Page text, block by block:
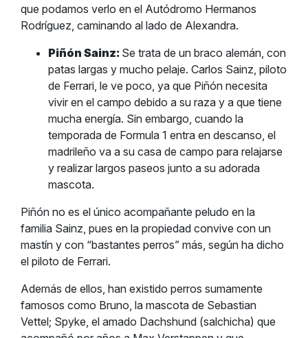
que podamos verlo en el Autódromo Hermanos
Rodríguez, caminando al lado de Alexandra.
Piñón Sainz: Se trata de un braco alemán, con
patas largas y mucho pelaje. Carlos Sainz, piloto
de Ferrari, le ve poco, ya que Piñón necesita
vivir en el campo debido a su raza y a que tiene
mucha energía. Sin embargo, cuando la
temporada de Formula 1 entra en descanso, el
madrileño va a su casa de campo para relajarse
y realizar largos paseos junto a su adorada
mascota.
Piñón no es el único acompañante peludo en la
familia Sainz, pues en la propiedad convive con un
mastín y con “bastantes perros” más, según ha dicho
el piloto de Ferrari.
Además de ellos, han existido perros sumamente
famosos como Bruno, la mascota de Sebastian
Vettel; Spyke, el amado Dachshund (salchicha) que